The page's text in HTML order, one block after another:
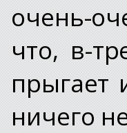
очень-
что, в-
прыгает
ничего